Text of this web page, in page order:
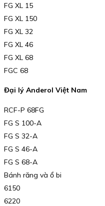
FG XL 15
FG XL 150
FG XL 32
FG XL 46
FG XL 68
FGC 68
Đại lý Anderol Việt Nam
RCF-P 68FG
FG S 100-A
FG S 32-A
FG S 46-A
FG S 68-A
Bánh răng và ổ bi
6150
6220